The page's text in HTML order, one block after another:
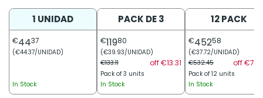
1 UNIDAD
€4437
(€44.37/UNIDAD)
In Stock
PACK DE 3
€11980
(€39.93/UNIDAD)
€133.11
off €13.31
Pack of 3 units
In Stock
12 PACK
€45258
(€37.72/UNIDAD)
€532.45
off
Pack of 12 units
In Stock